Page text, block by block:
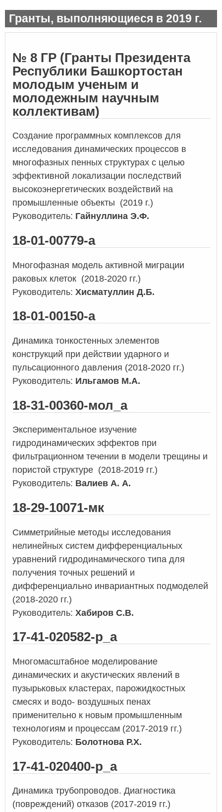
Гранты, выполняющиеся в 2019 г.
№ 8 ГР (Гранты Президента
Республики Башкортостан
молодым ученым и
молодежным научным
коллективам)
Создание программных комплексов для
исследования динамических процессов в
многофазных пенных структурах с целью
эффективной локализации последствий
высокоэнергетических воздействий на
промышленные объекты (2019 г.)
Руководитель: Гайнуллина Э.Ф.
18-01-00779-а
Многофазная модель активной миграции
раковых клеток (2018-2020 гг.)
Руководитель: Хисматуллин Д.Б.
18-01-00150-а
Динамика тонкостенных элементов
конструкций при действии ударного и
пульсационного давления (2018-2020 гг.)
Руководитель: Ильгамов М.А.
18-31-00360-мол_а
Экспериментальное изучение
гидродинамических эффектов при
фильтрационном течении в модели трещины и
пористой структуре (2018-2019 гг.)
Руководитель: Валиев А. А.
18-29-10071-мк
Симметрийные методы исследования
нелинейных систем дифференциальных
уравнений гидродинамического типа для
получения точных решений и
дифференциально инвариантных подмоделей
(2018-2020 гг.)
Руководитель: Хабиров С.В.
17-41-020582-р_а
Многомасштабное моделирование
динамических и акустических явлений в
пузырьковых кластерах, парожидкостных
смесях и водо- воздушных пенах
применительно к новым промышленным
технологиям и процессам (2017-2019 гг.)
Руководитель: Болотнова Р.Х.
17-41-020400-р_а
Динамика трубопроводов. Диагностика
(повреждений) отказов (2017-2019 гг.)